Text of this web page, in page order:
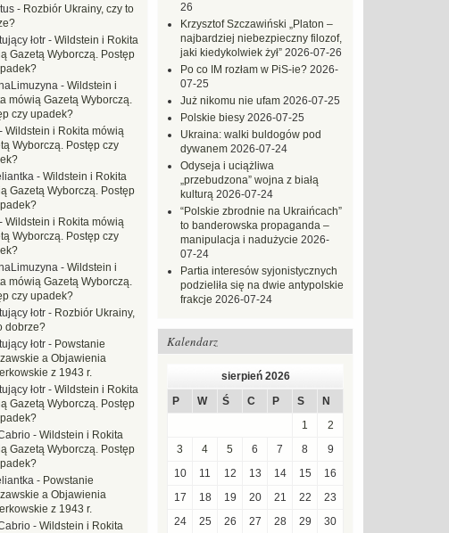
26
Krzysztof Szczawiński „Platon –
najbardziej niebezpieczny filozof,
jaki kiedykolwiek żył” 2026-07-26
Po co IM rozłam w PiS-ie? 2026-
07-25
Już nikomu nie ufam 2026-07-25
Polskie biesy 2026-07-25
Ukraina: walki buldogów pod
dywanem 2026-07-24
Odyseja i uciążliwa
„przebudzona” wojna z białą
kulturą 2026-07-24
“Polskie zbrodnie na Ukraińcach”
to banderowska propaganda –
manipulacja i nadużycie 2026-
07-24
Partia interesów syjonistycznych
podzieliła się na dwie antypolskie
frakcje 2026-07-24
Kalendarz
sierpień 2026
P
W Ś C P S
N
1
2
3
4 5 6 7 8
9
10
11 12 13 14 15
16
17
18 19 20 21 22
23
24
25 26 27 28 29
30
- Rozbiór Ukrainy, czy to
łotr - Wildstein i Rokita
Gazetą Wyborczą. Postęp
- Wildstein i
mówią Gazetą Wyborczą.
czy upadek?
- Wildstein i Rokita mówią
Wyborczą. Postęp czy
- Wildstein i Rokita
Gazetą Wyborczą. Postęp
- Wildstein i Rokita mówią
Wyborczą. Postęp czy
- Wildstein i
mówią Gazetą Wyborczą.
czy upadek?
łotr - Rozbiór Ukrainy,
dobrze?
łotr - Powstanie
a Objawienia
z 1943 r.
łotr - Wildstein i Rokita
Gazetą Wyborczą. Postęp
- Wildstein i Rokita
Gazetą Wyborczą. Postęp
- Powstanie
a Objawienia
z 1943 r.
- Wildstein i Rokita